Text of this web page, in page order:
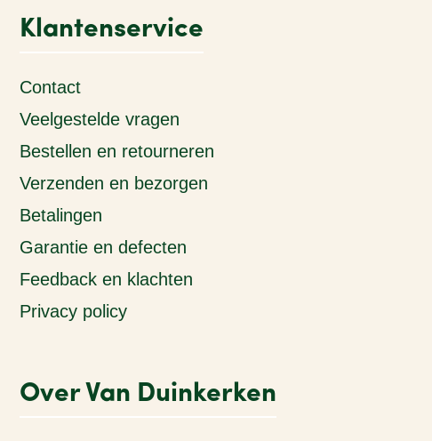
Klantenservice
Contact
Veelgestelde vragen
Bestellen en retourneren
Verzenden en bezorgen
Betalingen
Garantie en defecten
Feedback en klachten
Privacy policy
Over Van Duinkerken